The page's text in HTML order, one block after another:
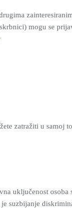
mogu se
zatražiti u samoj
uključenost osoba
suzbijanje